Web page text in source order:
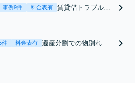
事例9件 料金表有
賃貸借トラブル、
お聞きして解決の
件 料金表有
遺産分割での物別れ、